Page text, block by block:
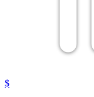
$